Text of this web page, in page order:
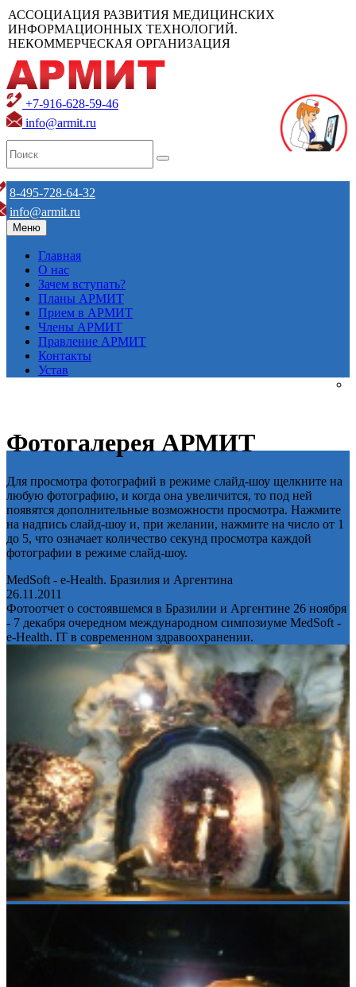
АССОЦИАЦИЯ РАЗВИТИЯ МЕДИЦИНСКИХ
ИНФОРМАЦИОННЫХ ТЕХНОЛОГИЙ.
НЕКОММЕРЧЕСКАЯ ОРГАНИЗАЦИЯ
+7-916-628-59-46
info@armit.ru
8-495-728-64-32
info@armit.ru
Меню
Главная
О нас
Зачем вступать?
Планы АРМИТ
Прием в АРМИТ
Члены АРМИТ
Правление АРМИТ
Контакты
Устав
Фотогалерея АРМИТ
Для просмотра фотографий в режиме слайд-шоу щелкните на
любую фотографию, и когда она увеличится, то под ней
появятся дополнительные возможности просмотра. Нажмите
на надпись слайд-шоу и, при желании, нажмите на число от 1
до 5, что означает количество секунд просмотра каждой
фотографии в режиме слайд-шоу.
MedSoft - e-Health. Бразилия и Аргентина
26.11.2011
Фотоотчет о состоявшемся в Бразилии и Аргентине 26 ноября
- 7 декабря очередном международном симпозиуме MedSoft -
e-Health. IT в современном здравоохранении.